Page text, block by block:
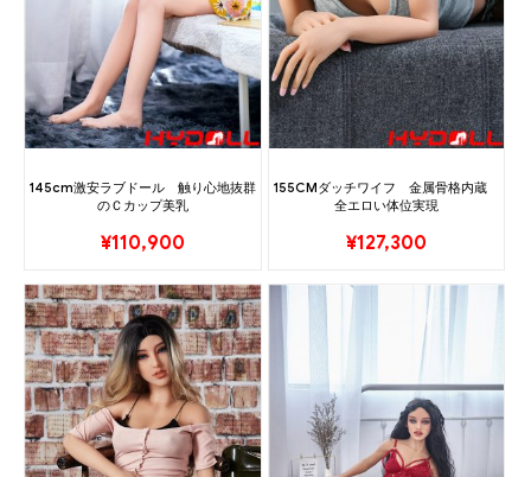
145cm激安ラブドール 触り心地抜群
のＣカップ美乳
¥110,900
155CMダッチワイフ 金属骨格内蔵
全エロい体位実現
¥127,300